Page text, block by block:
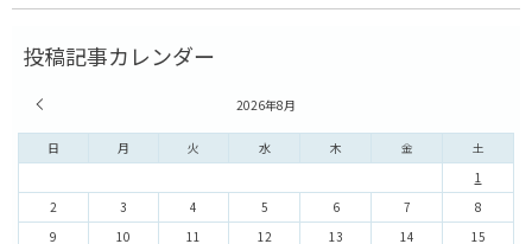
2026年8月
日 月 火 水 木 金 土
1
2
3 4 5 6 7
8
9
10 11 12 13 14
15